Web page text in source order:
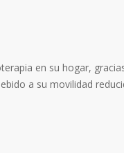
en su hogar,
a su movilidad